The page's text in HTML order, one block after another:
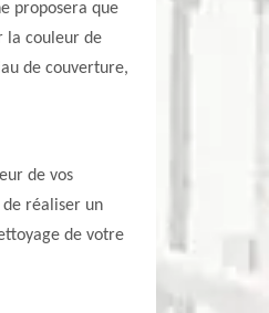
proposera que
la couleur de
de couverture,
de vos
réaliser un
de votre